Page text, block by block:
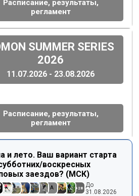
Расписание, результаты,
регламент
SUMMER SERIES
2026
11.07.2026 - 23.08.2026
Расписание, результаты,
регламент
и лето. Ваш вариант старта
воскресных
заездов? (МСК)
A +28
До
31.08.2026